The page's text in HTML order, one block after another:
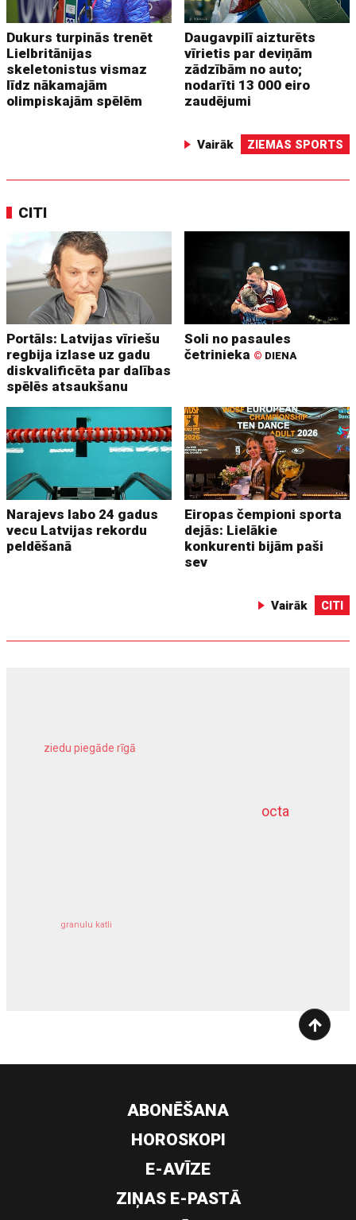
Dukurs turpinās trenēt
Lielbritānijas
skeletonistus vismaz
līdz nākamajām
olimpiskajām spēlēm
Daugavpilī aizturēts
vīrietis par deviņām
zādzībām no auto;
nodarīti 13 000 eiro
zaudējumi
Vairāk ZIEMAS SPORTS
CITI
Portāls: Latvijas vīriešu
regbija izlase uz gadu
diskvalificēta par dalības
spēlēs atsaukšanu
Soli no pasaules
četrinieka © DIENA
Narajevs labo 24 gadus
vecu Latvijas rekordu
peldēšanā
Eiropas čempioni sporta
dejās: Lielākie
konkurenti bijām paši
sev
Vairāk CITI
octa
ziedu piegāde rīgā
granulu katli
dziļurbums
ABONĒŠANA
HOROSKOPI
E-AVĪZE
ZIŅAS E-PASTĀ